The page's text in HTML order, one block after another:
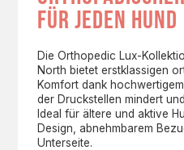
für jeden hund
Die Orthopedic Lux-
North bietet erstklassigen
Komfort dank
der Druckstellen mindert
Ideal für ältere und aktive
Design, abnehmbarem
Unterseite.